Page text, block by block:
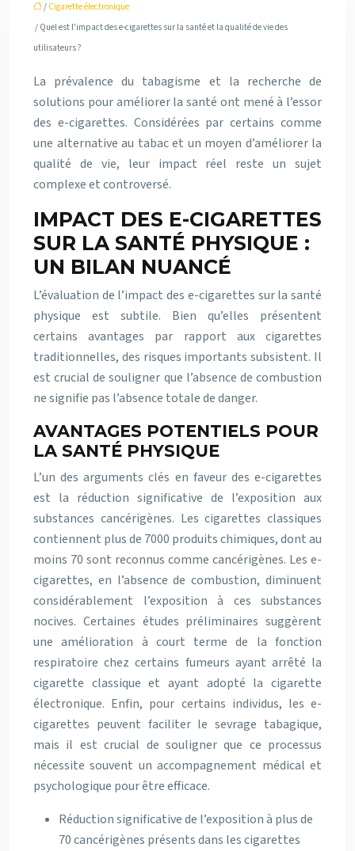
/ Cigarette électronique
/ Quel est l’impact des e-cigarettes sur la santé et la qualité de vie des
utilisateurs ?
La prévalence du tabagisme et la recherche de
solutions pour améliorer la santé ont mené à l’essor
des e-cigarettes. Considérées par certains comme
une alternative au tabac et un moyen d’améliorer la
qualité de vie, leur impact réel reste un sujet
complexe et controversé.
IMPACT DES E-CIGARETTES
SUR LA SANTÉ PHYSIQUE :
UN BILAN NUANCÉ
L’évaluation de l’impact des e-cigarettes sur la santé
physique est subtile. Bien qu’elles présentent
certains avantages par rapport aux cigarettes
traditionnelles, des risques importants subsistent. Il
est crucial de souligner que l’absence de combustion
ne signifie pas l’absence totale de danger.
AVANTAGES POTENTIELS POUR
LA SANTÉ PHYSIQUE
L’un des arguments clés en faveur des e-cigarettes
est la réduction significative de l’exposition aux
substances cancérigènes. Les cigarettes classiques
contiennent plus de 7000 produits chimiques, dont au
moins 70 sont reconnus comme cancérigènes. Les e-
cigarettes, en l’absence de combustion, diminuent
considérablement l’exposition à ces substances
nocives. Certaines études préliminaires suggèrent
une amélioration à court terme de la fonction
respiratoire chez certains fumeurs ayant arrêté la
cigarette classique et ayant adopté la cigarette
électronique. Enfin, pour certains individus, les e-
cigarettes peuvent faciliter le sevrage tabagique,
mais il est crucial de souligner que ce processus
nécessite souvent un accompagnement médical et
psychologique pour être efficace.
Réduction significative de l’exposition à plus de
70 cancérigènes présents dans les cigarettes